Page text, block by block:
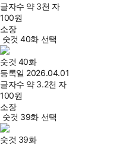
글자수 약 3천 자
100원
소장
숫것 40화 선택
숫것 40화
등록일 2026.04.01
글자수 약 3.2천 자
100원
소장
숫것 39화 선택
숫것 39화